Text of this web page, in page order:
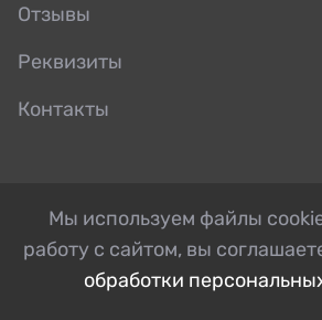
Отзывы
Реквизиты
Контакты
Мы используем файлы
работу с сайтом, вы
обработки